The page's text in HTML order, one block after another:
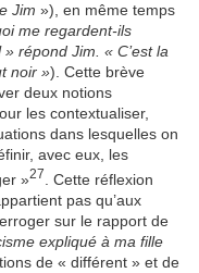
Jim »), en même temps
me regardent-ils
répond Jim. « C’est la
noir »). Cette brève
deux notions
les contextualiser,
dans lesquelles on
avec eux, les
»27
. Cette réflexion
pas qu’aux
sur le rapport de
expliqué à ma fille
de « différent » et de